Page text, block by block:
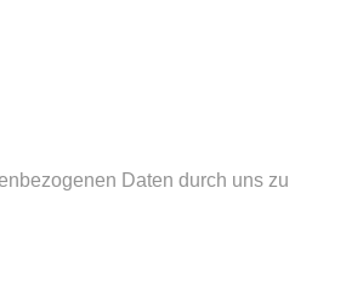
Daten durch uns zu